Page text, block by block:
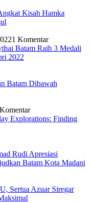
Kisah Hamka
1 Komentar
Batam Raih 3 Medali
2022
Batam Dibawah
Explorations: Finding
Rudi Apresiasi
Batam Kota Madani
Sertua Azuar Siregar